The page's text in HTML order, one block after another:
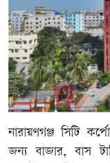
নারায়ণগঞ্জ সিটি
জন্য বাজার, বাস